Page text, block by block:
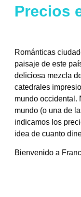
Precios
Románticas
paisaje de este
deliciosa mezcla
catedrales
mundo occidental.
mundo (o una de
indicamos los
idea de cuanto
Bienvenido a